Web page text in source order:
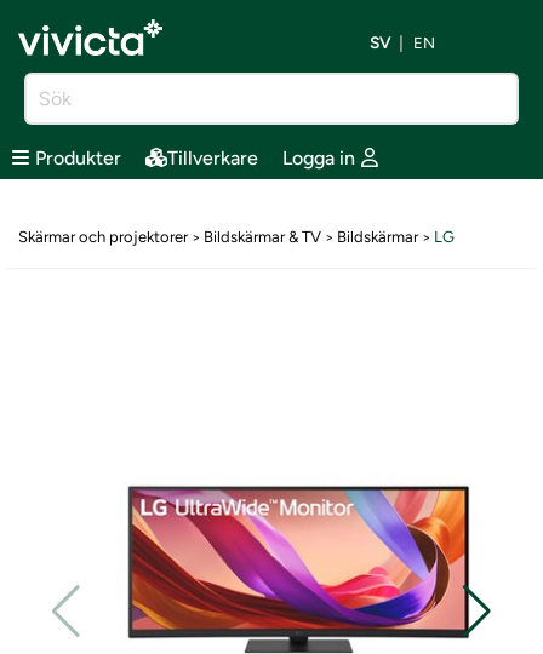
SV EN
Produkter Tillverkare Logga in
Skärmar och projektorer> Bildskärmar & TV > Bildskärmar> LG